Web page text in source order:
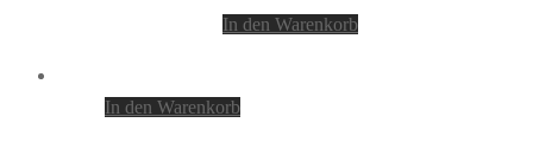
In den Warenkorb
In den Warenkorb